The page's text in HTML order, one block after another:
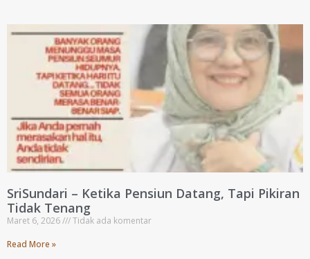
SriSundari – Ketika Pensiun Datang, Tapi Pikiran
Tidak Tenang
Maret 6, 2026
Tidak ada komentar
Read More »